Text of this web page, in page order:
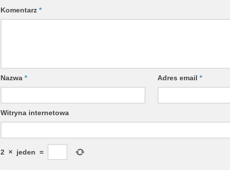
Komentarz *
Nazwa * Adres email*
Witryna internetowa
2 × jeden =